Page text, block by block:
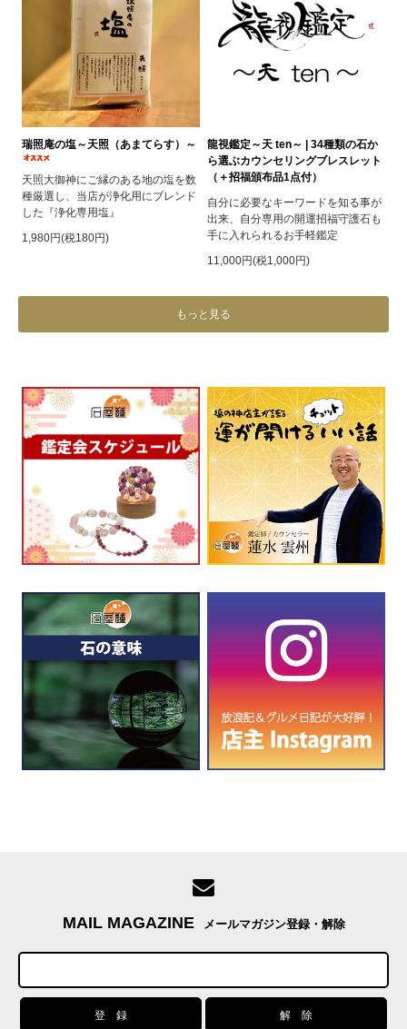
瑞照庵の塩～天照（あまてらす）～
天照大御神にご縁のある地の塩を数
種厳選し、当店が浄化用にブレンド
した『浄化専用塩』
1,980円(税180円)
龍視鑑定～天 ten～ | 34種類の石か
ら選ぶカウンセリングブレスレット
（＋招福頒布品1点付）
自分に必要なキーワードを知る事が
出来、自分専用の開運招福守護石も
手に入れられるお手軽鑑定
11,000円(税1,000円)
もっと見る
MAIL MAGAZINE メールマガジン登録・解除